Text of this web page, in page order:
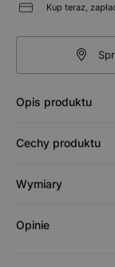
Kup teraz,
Opis produktu
Cechy produktu
Wymiary
Opinie